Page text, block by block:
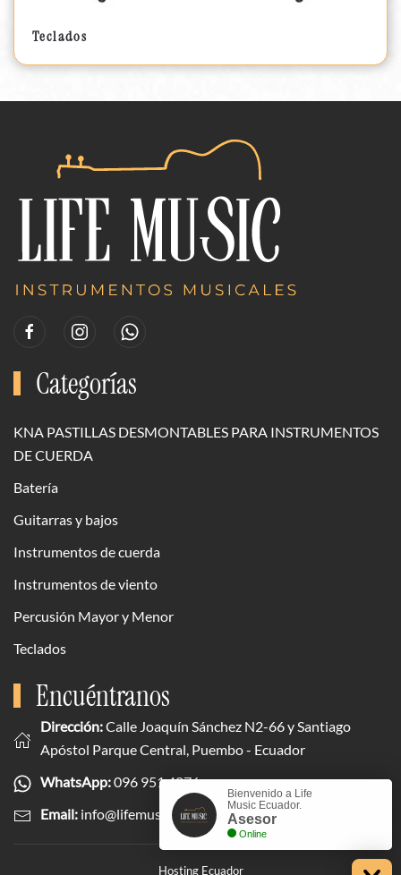
Teclados
Categorías
KNA PASTILLAS DESMONTABLES PARA INSTRUMENTOS
DE CUERDA
Batería
Guitarras y bajos
Instrumentos de cuerda
Instrumentos de viento
Percusión Mayor y Menor
Teclados
Encuéntranos
Dirección:Calle Joaquín Sánchez N2-66 y Santiago
Apóstol Parque Central, Puembo - Ecuador
WhatsApp:096 951 4876
Email: info@lifemusicecuador.com
Hosting Ecuador
Bienvenido a Life
Music Ecuador.
Asesor
Online